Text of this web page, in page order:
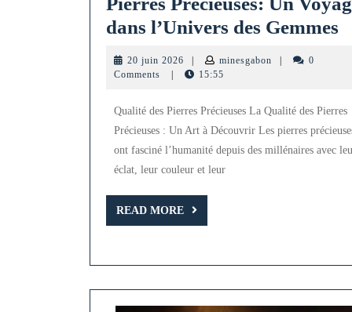
dans l’Univers des Gemmes
20 juin 2026 20
juin
minesgabon minesgabon
0
Comments
15:55
Qualité des Pierres Précieuses La Qualité des Pierres
Précieuses : Un Art à Découvrir Les pierres
ont fasciné l’humanité depuis des millénaires avec
éclat, leur couleur et leur
READ MORE
READ
MORE